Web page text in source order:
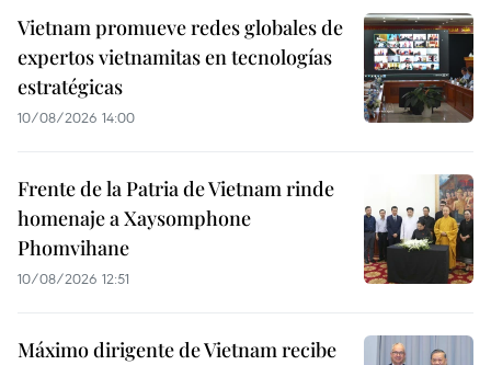
Vietnam promueve redes globales de
expertos vietnamitas en tecnologías
estratégicas
10/08/2026 14:00
Frente de la Patria de Vietnam rinde
homenaje a Xaysomphone
Phomvihane
10/08/2026 12:51
Máximo dirigente de Vietnam recibe